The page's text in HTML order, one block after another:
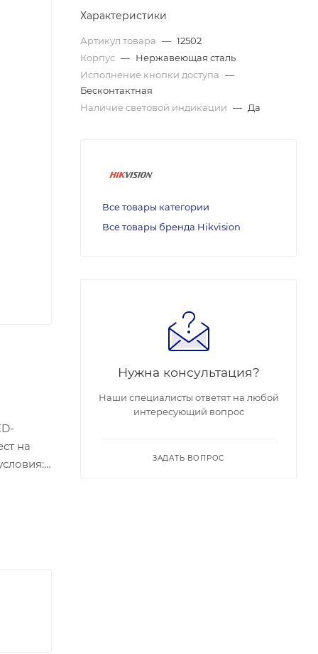
на
Характеристики
Артикул товара — 12502
Корпус — Нержавеющая сталь
Исполнение кнопки доступа —
Бесконтактная
Наличие световой индикации — Да
Все товары категории
Все товары бренда Hikvision
Нужна консультация?
Наши специалисты ответят на любой
интересующий вопрос
ЗАДАТЬ ВОПРОС